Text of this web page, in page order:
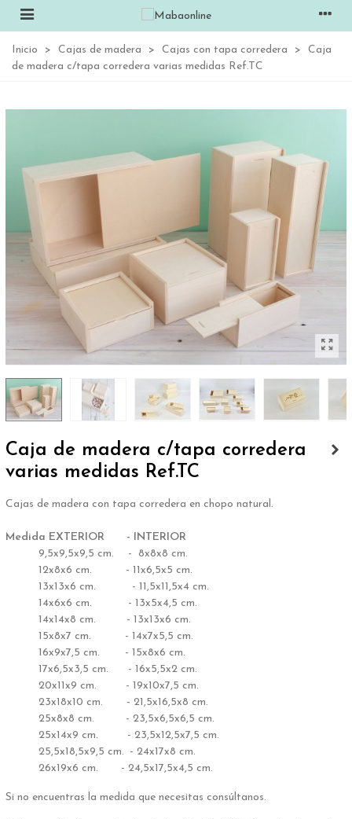
Inicio > Cajas de madera > Cajas con tapa corredera >
Caja
de madera c/tapa corredera varias medidas Ref.TC
Caja de madera c/tapa corredera
varias medidas Ref.TC
Cajas de madera con tapa corredera en chopo natural.
Medida EXTERIOR
- INTERIOR
9,5x9,5x9,5 cm.
- 8x8x8 cm.
12x8x6 cm.
- 11x6,5x5 cm.
13x13x6 cm.
- 11,5x11,5x4 cm.
14x6x6 cm.
- 13x5x4,5 cm.
14x14x8 cm.
- 13x13x6 cm.
15x8x7 cm.
- 14x7x5,5 cm.
16x9x7,5 cm.
- 15x8x6 cm.
17x6,5x3,5 cm.
- 16x5,5x2 cm.
20x11x9 cm.
- 19x10x7,5 cm.
23x18x10 cm.
- 21,5x16,5x8 cm.
25x8x8 cm.
- 23,5x6,5x6,5 cm.
25x14x9 cm.
- 23,5x12,5x7,5 cm.
25,5x18,5x9,5 cm. - 24x17x8 cm.
26x19x6 cm. - 24,5x17,5x4,5 cm.
Si no encuentras la medida que necesitas consúltanos.